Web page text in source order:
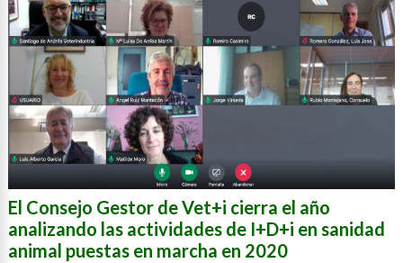
El Consejo Gestor de Vet+i cierra el año
analizando las actividades de I+D+i en sanidad
animal puestas en marcha en 2020